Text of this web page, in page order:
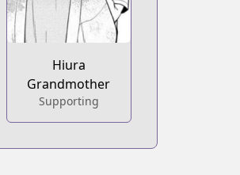
Hiura
Grandmother
Supporting